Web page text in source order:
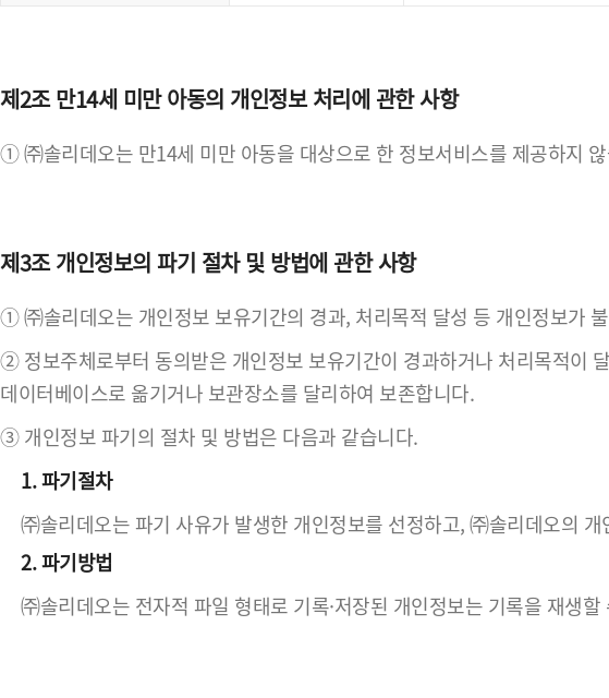
제2조 만14세 미만 아동의 개인정보 처리에 관한 사항
① ㈜솔리데오는 만14세 미만 아동을 대상으로 한 정보서비스를 제공하지
제3조 개인정보의 파기 절차 및 방법에 관한 사항
① ㈜솔리데오는 개인정보 보유기간의 경과, 처리목적 달성 등 개인정보가
② 정보주체로부터 동의받은 개인정보 보유기간이 경과하거나 처리목적이
데이터베이스로 옮기거나 보관장소를 달리하여 보존합니다.
③ 개인정보 파기의 절차 및 방법은 다음과 같습니다.
1. 파기절차
㈜솔리데오는 파기 사유가 발생한 개인정보를 선정하고, ㈜솔리데오의
2. 파기방법
㈜솔리데오는 전자적 파일 형태로 기록·저장된 개인정보는 기록을 재생